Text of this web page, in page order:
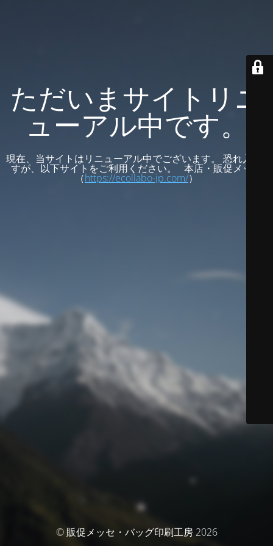
ただいまサイトリニ
ューアル中です。
現在、当サイトはリニューアル中でございます。 恐れ入りま
すが、以下サイトをご利用ください。 本店・販促メッセ
（https://ecollabo-jp.com/）
© 販促メッセ・バッグ印刷工房 2026